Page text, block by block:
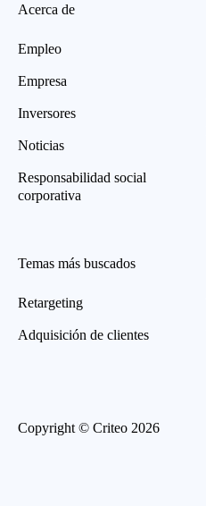
Acerca de
Empleo
Empresa
Inversores
Noticias
Responsabilidad social
corporativa
Temas más buscados
Retargeting
Adquisición de clientes
Copyright © Criteo 2026